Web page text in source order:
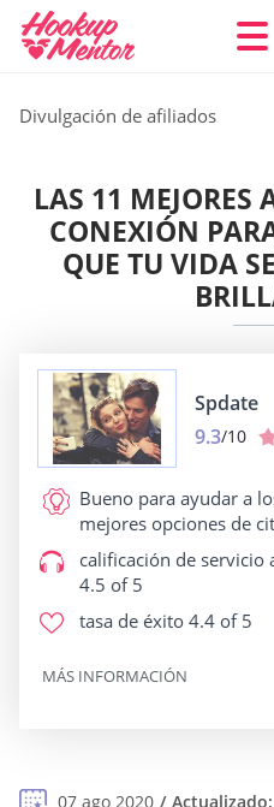
Divulgación de afiliados
LAS 11 MEJORES
CONEXIÓN
QUE TU VIDA
Spdate
9.3/10
Bueno para ayudar a
mejores opciones de
calificación de
4.5 of 5
tasa de éxito 4.4 of 5
MÁS INFORMACIÓN
07 ago 2020 Actualizado: